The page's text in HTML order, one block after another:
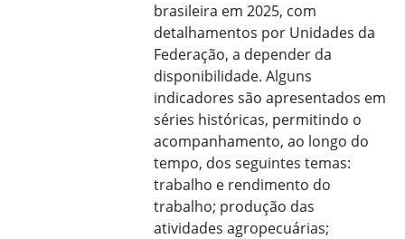
brasileira em 2025, com
detalhamentos por Unidades da
Federação, a depender da
disponibilidade. Alguns
indicadores são apresentados em
séries históricas, permitindo o
acompanhamento, ao longo do
tempo, dos seguintes temas:
trabalho e rendimento do
trabalho; produção das
atividades agropecuárias;